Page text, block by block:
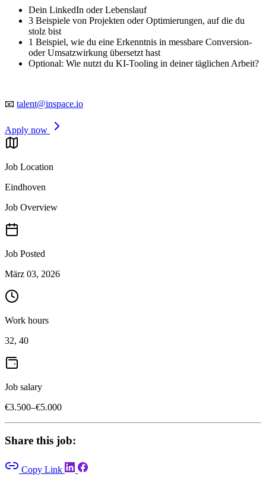
Dein LinkedIn oder Lebenslauf
3 Beispiele von Projekten oder Optimierungen, auf die du
stolz bist
1 Beispiel, wie du eine Erkenntnis in messbare Conversion-
oder Umsatzwirkung übersetzt hast
Optional: Wie nutzt du KI-Tooling in deiner täglichen Arbeit?
📧 talent@inspace.io
Apply now
Job Location
Eindhoven
Job Overview
Job Posted
März 03, 2026
Work hours
32, 40
Job salary
€3.500–€5.000
Share this job:
Copy Link